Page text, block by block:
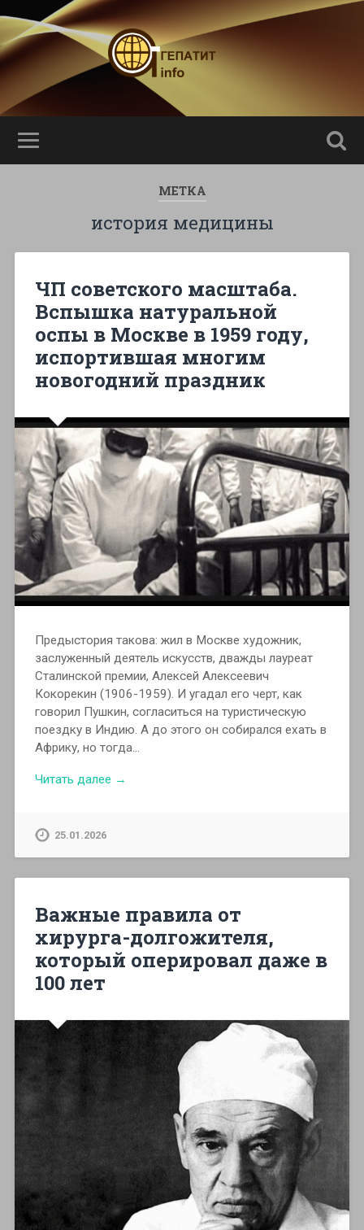
МЕТКА
история медицины
ЧП советского масштаба.
Вспышка натуральной
оспы в Москве в 1959 году,
испортившая многим
новогодний праздник
Предыстория такова: жил в Москве художник,
заслуженный деятель искусств, дважды лауреат
Сталинской премии, Алексей Алексеевич
Кокорекин (1906-1959). И угадал его черт, как
говорил Пушкин, согласиться на туристическую
поездку в Индию. А до этого он собирался ехать в
Африку, но тогда…
Читать далее →
25.01.2026
Важные правила от
хирурга-долгожителя,
который оперировал даже в
100 лет